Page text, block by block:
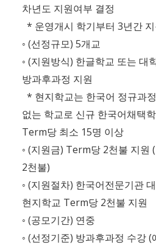
차년도 지원여부 결정
* 운영개시 학기부터 3년간 지
◦ (선정규모) 5개교
◦ (지원방식) 한글학교 또는 대
방과후과정 지원
* 현지학교는 한국어 정규과
없는 학교로 신규 한국어채택
Term당 최소 15명 이상
◦ (지원금) Term당 2천불 지원 (
2천불)
◦ (지원절차) 한국어전문기관
현지학교 Term당 2천불 지원
◦ (공모기간) 연중
◦ (선정기준) 방과후과정 수강 (